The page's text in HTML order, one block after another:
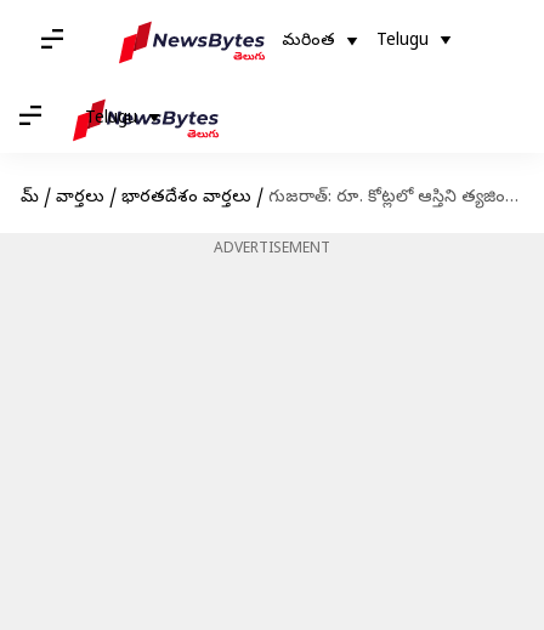
మరింత Telugu
Telugu
హోమ్ / వార్తలు / భారతదేశం వార్తలు / గుజరాత్: రూ. కోట్లలో ఆస్తిని త్యజించి సన్యాసాన్ని స్వీకరించిన బాలిక
ADVERTISEMENT